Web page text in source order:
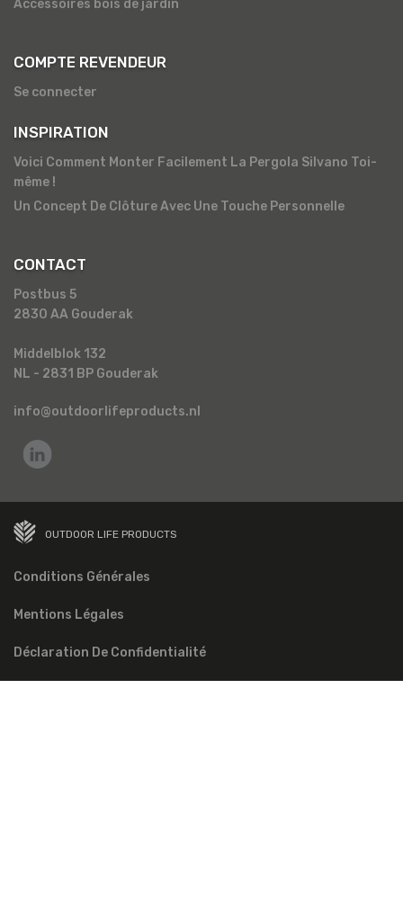
Accessoires bois de jardin
COMPTE REVENDEUR
Se connecter
INSPIRATION
Voici Comment Monter Facilement La Pergola Silvano Toi-
même !
Un Concept De Clôture Avec Une Touche Personnelle
CONTACT
Postbus 5
2830 AA Gouderak
Middelblok 132
NL - 2831 BP Gouderak
info@outdoorlifeproducts.nl
OUTDOOR LIFE PRODUCTS
Conditions Générales
Mentions Légales
Déclaration De Confidentialité